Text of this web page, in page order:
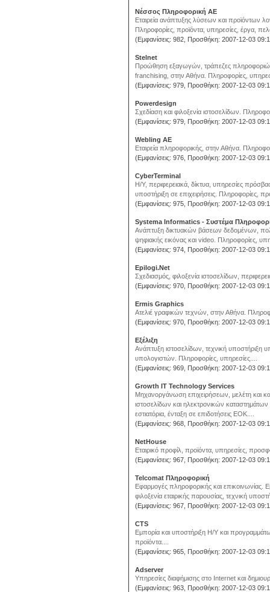
Νέσσος Πληροφορική ΑΕ
Εταιρεία ανάπτυξης λύσεων και προϊόντων
Πληροφορίες, προϊόντα, υπηρεσίες, έργα,
(Εμφανίσεις: 982, Προσθήκη: 2007-12-03
Stelnet
Προώθηση εξαγωγών, τράπεζες
franchising, στην Αθήνα. Πληροφορίες,
(Εμφανίσεις: 979, Προσθήκη: 2007-12-03
Powerdesign
Σχεδίαση και φιλοξενία ιστοσελίδων.
(Εμφανίσεις: 979, Προσθήκη: 2007-12-03
Webling ΑΕ
Εταιρεία πληροφορικής, στην Αθήνα.
(Εμφανίσεις: 976, Προσθήκη: 2007-12-03
CyberTerminal
Η/Υ, περιφερειακά, δίκτυα, υπηρεσίες
υποστήριξη σε επιχειρήσεις. Πληροφορίες,
(Εμφανίσεις: 975, Προσθήκη: 2007-12-03
Systema Informatics - Συστέμα
Ανάπτυξη δικτυακών βάσεων δεδομένων,
ψηφιακής εικόνας και video. Πληροφορίες,
(Εμφανίσεις: 974, Προσθήκη: 2007-12-03
Epilogi.Net
Σχεδιασμός, φιλοξενία ιστοσελίδων,
(Εμφανίσεις: 970, Προσθήκη: 2007-12-03
Ermis Graphics
Ατελιέ γραφικών τεχνών, στην Αθήνα.
(Εμφανίσεις: 970, Προσθήκη: 2007-12-03
Εξέλιξη
Ανάπτυξη ιστοσελίδων, τεχνική υποστήριξη
υπολογιστών. Πληροφορίες, υπηρεσίες....
(Εμφανίσεις: 969, Προσθήκη: 2007-12-03
Growth IT Technology Services
Μηχανοργάνωση επιχειρήσεων, μελέτη και
ιστοσελίδων και ηλεκτρονικών
εστιατόρια, ένταξη σε επιδοτήσεις ΕΟΚ....
(Εμφανίσεις: 968, Προσθήκη: 2007-12-03
NetHouse
Εταιρικό προφίλ, προϊόντα, υπηρεσίες,
(Εμφανίσεις: 967, Προσθήκη: 2007-12-03
Telcomat Πληροφορική
Εφαρμογές πληροφορικής και
φιλοξενία εταιρικής παρουσίας, τεχνική
(Εμφανίσεις: 967, Προσθήκη: 2007-12-03
CTS
Εμπορία και υποστήριξη Η/Υ και
προϊόντα....
(Εμφανίσεις: 965, Προσθήκη: 2007-12-03
Adserver
Υπηρεσίες διαφήμισης στο Internet και
(Εμφανίσεις: 963, Προσθήκη: 2007-12-03